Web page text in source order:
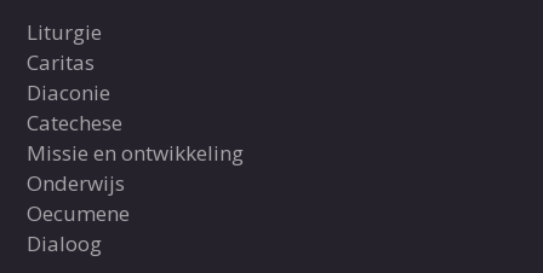
Liturgie
Caritas
Diaconie
Catechese
Missie en ontwikkeling
Onderwijs
Oecumene
Dialoog